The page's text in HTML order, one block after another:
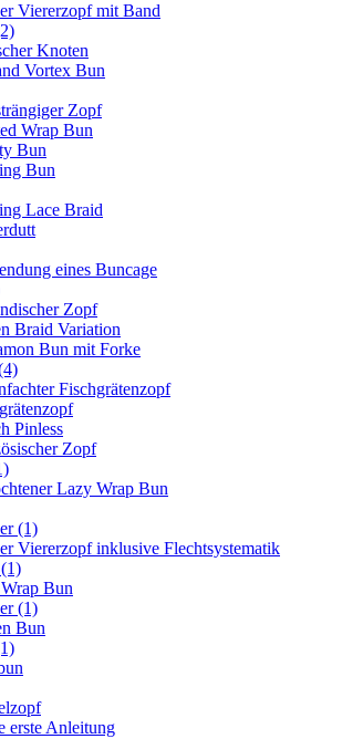
Viererzopf mit Band
Knoten
Vortex Bun
Zopf
Wrap Bun
Bun
Bun
Lace Braid
eines Buncage
Zopf
Braid Variation
Bun mit Forke
Fischgrätenzopf
Pinless
Zopf
Lazy Wrap Bun
(1)
Viererzopf inklusive Flechtsystematik
Bun
(1)
Bun
erste Anleitung